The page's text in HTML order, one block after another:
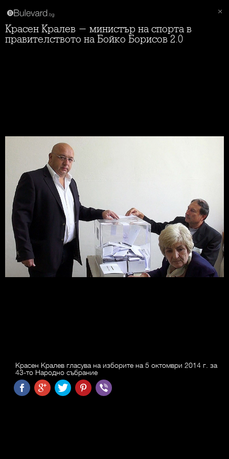
Красен Кралев - министър на спорта в
правителството на Бойко Борисов 2.0
Красен Кралев гласува на изборите на 5 октомври 2014 г. за
43-то Народно събрание